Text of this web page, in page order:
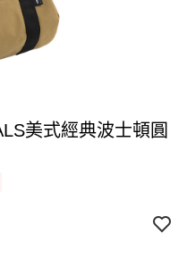
美式經典波士頓圓